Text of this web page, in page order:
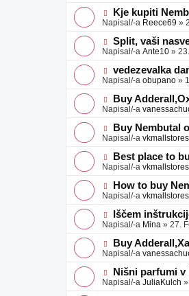
e
a
v
e
e
o
b
a
v
e
N
o
v
e
o
b
a
v
e
Kje kupiti
Napisal/-a Reece69 »
N
o
v
e
o
b
a
v
e
Split, vaši
Napisal/-a Ante10 »
N
o
v
e
o
b
a
v
e
vedezevalka
Napisal/-a obupano »
N
o
v
e
o
b
a
v
e
Buy
Napisal/-a
N
o
v
e
o
b
a
v
e
Buy Nembutal
Napisal/-a vkmallstores
N
o
v
e
o
b
a
v
e
Best place to
Napisal/-a vkmallstores
N
o
v
e
o
b
a
v
e
How to buy
Napisal/-a vkmallstores
N
o
v
e
o
b
a
v
Iščem
Napisal/-a Mina » 27.
N
o
v
e
o
b
Buy
Napisal/-a
N
o
v
Nišni parfumi v
Napisal/-a JuliaKulch »